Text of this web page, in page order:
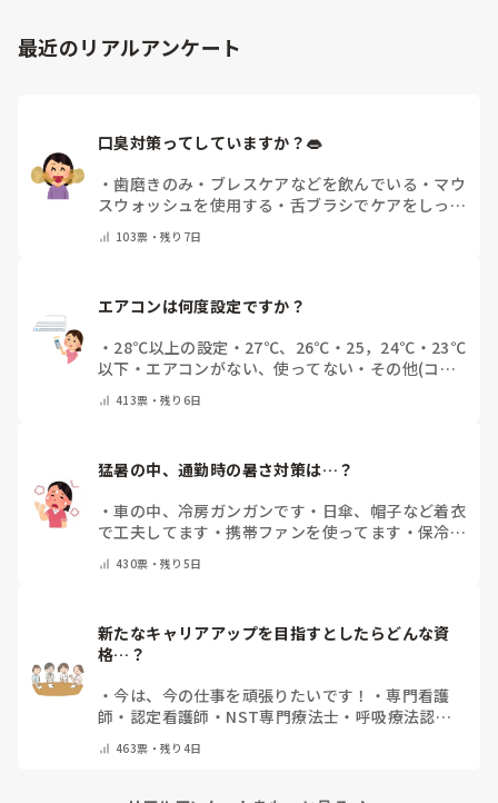
最近のリアルアンケート
口臭対策ってしていますか？👄
・歯磨きのみ ・ ブレスケアなどを飲んでいる ・ マウ
スウォッシュを使用する ・ 舌ブラシでケアをしっか
いない・その他（コメントで教えてください）
103票・残り7日
エアコンは何度設定ですか？
・ 28℃以上の設定 ・ 27℃、26℃ ・ 25，24℃ ・ 23℃
以下 ・ エアコンがない、使ってない ・ その他(コメ
413票・残り6日
猛暑の中、通勤時の暑さ対策は…？
・車の中、冷房ガンガンです ・ 日傘、帽子など着衣
で工夫してます ・携帯ファンを使ってます ・ 保冷剤
ん ・その他（コメントで教えて下さい）
430票・残り5日
新たなキャリアアップを目指すとしたらどんな資
格…？
・今は、今の仕事を頑張りたいです！ ・専門看護
師 ・ 認定看護師 ・ NST専門療法士 ・ 呼吸療法認定
内視鏡技師・その他(コメントで教えて下さい)
463票・残り4日